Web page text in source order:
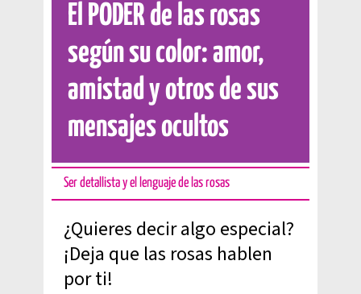
El PODER de las rosas
según su color: amor,
amistad y otros de sus
mensajes ocultos
Ser detallista y el lenguaje de las rosas
¿Quieres decir algo especial?
¡Deja que las rosas hablen
por ti!